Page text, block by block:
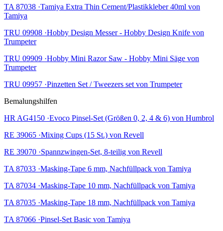
TA 87038 ·Tamiya Extra Thin Cement/Plastikkleber 40ml von
Tamiya
TRU 09908 ·Hobby Design Messer - Hobby Design Knife von
Trumpeter
TRU 09909 ·Hobby Mini Razor Saw - Hobby Mini Säge von
Trumpeter
TRU 09957 ·Pinzetten Set / Tweezers set von Trumpeter
Bemalungshilfen
HR AG4150 ·Evoco Pinsel-Set (Größen 0, 2, 4 & 6) von Humbrol
RE 39065 ·Mixing Cups (15 St.) von Revell
RE 39070 ·Spannzwingen-Set, 8-teilig von Revell
TA 87033 ·Masking-Tape 6 mm, Nachfüllpack von Tamiya
TA 87034 ·Masking-Tape 10 mm, Nachfüllpack von Tamiya
TA 87035 ·Masking-Tape 18 mm, Nachfüllpack von Tamiya
TA 87066 ·Pinsel-Set Basic von Tamiya